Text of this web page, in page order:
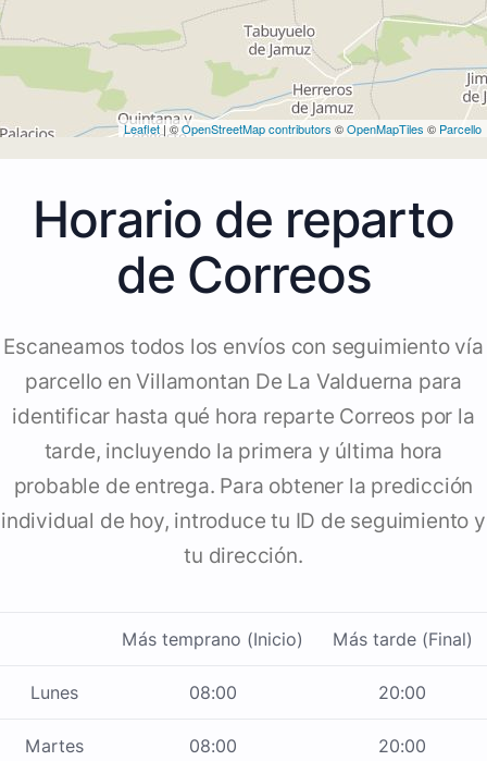
Leaflet| ©OpenStreetMap contributors ©OpenMapTiles © Parcello
Horario de reparto
de Correos
Escaneamos todos los envíos con seguimiento vía
parcello en Villamontan De La Valduerna para
identificar hasta qué hora reparte Correos por la
tarde, incluyendo la primera y última hora
probable de entrega. Para obtener la predicción
individual de hoy, introduce tu ID de seguimiento y
tu dirección.
Más temprano (Inicio) Más tarde (Final)
Lunes 08:00 20:00
Martes 08:00 20:00